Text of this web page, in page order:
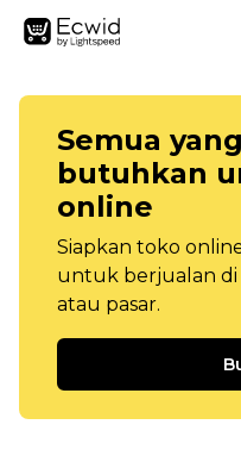
Semua
butuhkan
online
Siapkan toko
untuk berjualan di
atau pasar.